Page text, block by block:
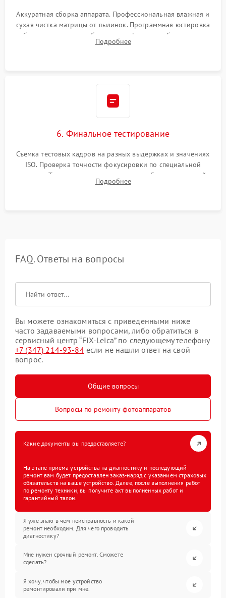
Аккуратная сборка аппарата. Профессиональная влажная и
сухая чистка матрицы от пылинок. Программная юстировка
рабочего отрезка, калибровка автофокуса, стабилизатора и
экспозамера с помощью сервисного ПО.
Подробнее
6. Финальное тестирование
Съемка тестовых кадров на разных выдержках и значениях
ISO. Проверка точности фокусировки по специальной
мишени. Тест записи на карту памяти, работы встроенной
вспышки, микрофона и всех кнопок управления.
Подробнее
FAQ. Ответы на вопросы
Вы можете ознакомиться с приведенными ниже
часто задаваемыми вопросами, либо обратиться в
сервисный центр “FIX-Leica” по следующему телефону
+7 (347) 214-93-84если не нашли ответ на свой
вопрос.
Общие вопросы
Вопросы по ремонту фотоаппаратов
Какие документы вы предоставляете?
На этапе приема устройства на диагностику и последующий
ремонт вам будет предоставлен заказ-наряд с указанием страховых
обязательств на ваше устройство. Далее, после выполнения работ
по ремонту техники, вы получите акт выполненных работ и
гарантийный талон.
Я уже знаю в чем неисправность и какой
ремонт необходим. Для чего проводить
диагностику?
Мне нужен срочный ремонт. Сможете
сделать?
Я хочу, чтобы мое устройство
ремонтировали при мне.